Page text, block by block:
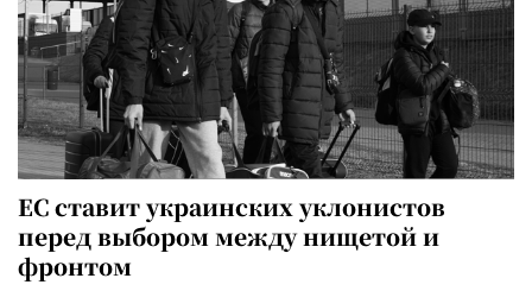
ЕС ставит украинских уклонистов
перед выбором между нищетой и
фронтом